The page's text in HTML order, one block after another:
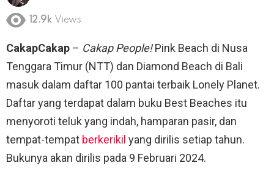
12.9k Views
CakapCakap – Cakap People!Pink Beach di Nusa
Tenggara Timur (NTT) dan Diamond Beach di Bali
masuk dalam daftar 100 pantai terbaik Lonely Planet.
Daftar yang terdapat dalam buku Best Beaches itu
menyoroti teluk yang indah, hamparan pasir, dan
tempat-tempat berkerikil yang dirilis setiap tahun.
Bukunya akan dirilis pada 9 Februari 2024.